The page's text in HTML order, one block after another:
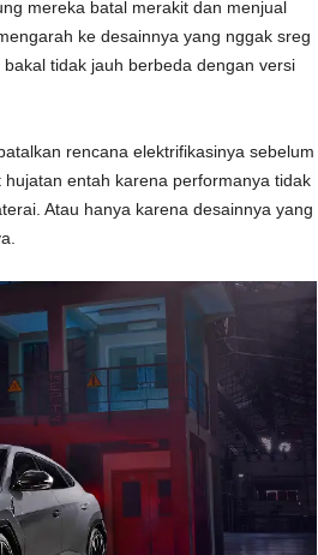
mereka batal merakit dan menjual
ke desainnya yang nggak sreg
tidak jauh berbeda dengan versi
rencana elektrifikasinya sebelum
entah karena performanya tidak
Atau hanya karena desainnya yang